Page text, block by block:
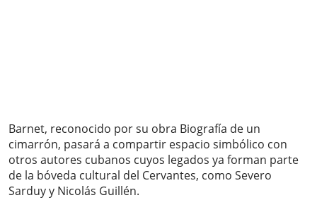
Barnet, reconocido por su obra Biografía de un
cimarrón, pasará a compartir espacio simbólico con
otros autores cubanos cuyos legados ya forman parte
de la bóveda cultural del Cervantes, como Severo
Sarduy y Nicolás Guillén.